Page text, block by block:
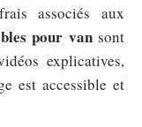
associés aux
pour vansont
explicatives,
est accessible et